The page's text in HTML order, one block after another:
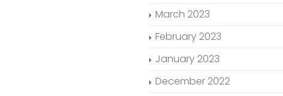
March 2023
February 2023
January 2023
December 2022